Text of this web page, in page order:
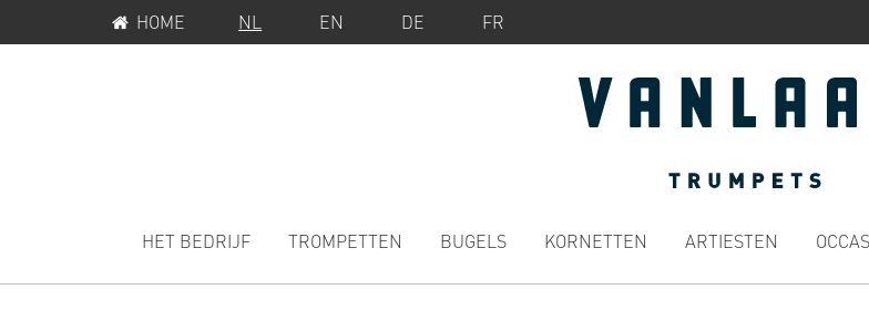
naar
naar
SERVICEMENUHOME NL EN DE FR
NAVIGATION
HET BEDRIJF TROMPETTEN BUGELS KORNETTEN ARTIESTEN